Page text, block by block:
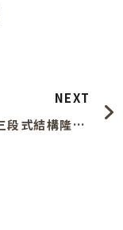
NEXT
雙眼皮+三段式結構隆鼻-002